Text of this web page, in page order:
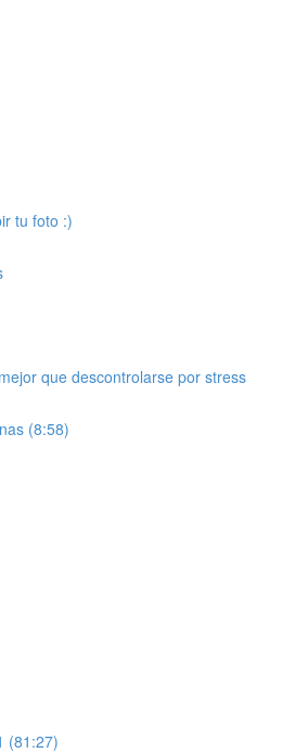
tu foto :)
que descontrolarse por stress
(8:58)
(81:27)